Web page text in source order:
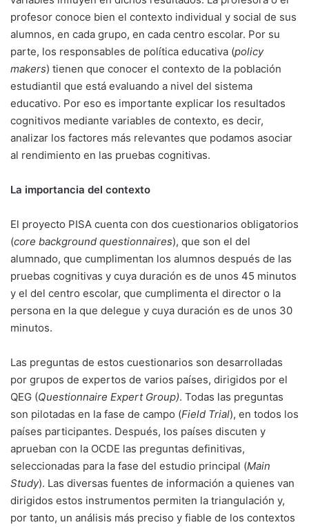
profesor conoce bien el contexto individual y social de sus
alumnos, en cada grupo, en cada centro escolar. Por su
parte, los responsables de política educativa (policy
makers) tienen que conocer el contexto de la población
estudiantil que está evaluando a nivel del sistema
educativo. Por eso es importante explicar los resultados
cognitivos mediante variables de contexto, es decir,
analizar los factores más relevantes que podamos asociar
al rendimiento en las pruebas cognitivas.
La importancia del contexto
El proyecto PISA cuenta con dos cuestionarios obligatorios
(core background questionnaires), que son el del
alumnado, que cumplimentan los alumnos después de las
pruebas cognitivas y cuya duración es de unos 45 minutos
y el del centro escolar, que cumplimenta el director o la
persona en la que delegue y cuya duración es de unos 30
minutos.
Las preguntas de estos cuestionarios son desarrolladas
por grupos de expertos de varios países, dirigidos por el
QEG (Questionnaire Expert Group). Todas las preguntas
son pilotadas en la fase de campo (Field Trial), en todos los
países participantes. Después, los países discuten y
aprueban con la OCDE las preguntas definitivas,
seleccionadas para la fase del estudio principal (Main
Study). Las diversas fuentes de información a quienes van
dirigidos estos instrumentos permiten la triangulación y,
por tanto, un análisis más preciso y fiable de los contextos